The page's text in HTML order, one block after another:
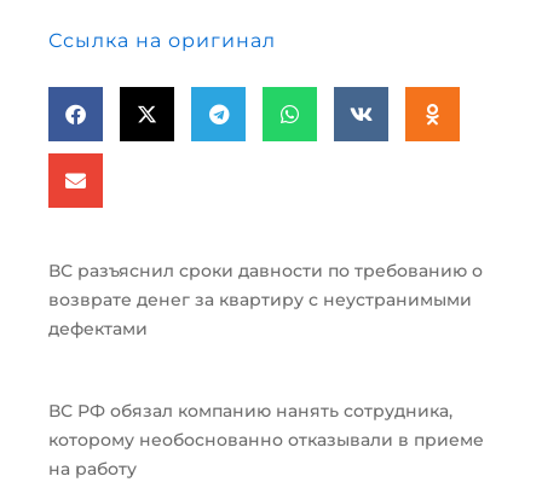
Ссылка на оригинал
ВС разъяснил сроки давности по требованию о
возврате денег за квартиру с неустранимыми
дефектами
ВС РФ обязал компанию нанять сотрудника,
которому необоснованно отказывали в приеме
на работу